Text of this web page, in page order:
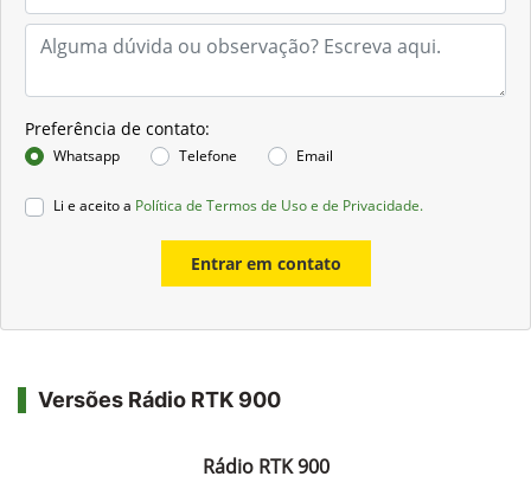
Preferência de contato:
Whatsapp Telefone Email
Li e aceito a Política de Termos de Uso e de Privacidade.
Entrar em contato
Versões Rádio RTK 900
Rádio RTK 900